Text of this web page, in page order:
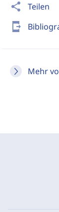
share Teilen
send_to_mobile
Mehr